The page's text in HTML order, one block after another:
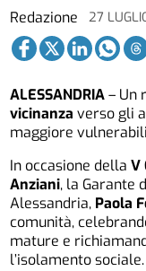
Redazione 27
ALESSANDRIA– Un
vicinanza verso gli
maggiore
In occasione dellaV
Anziani, la Garante
Alessandria, Paola
comunità,
mature e
l’isolamento sociale.